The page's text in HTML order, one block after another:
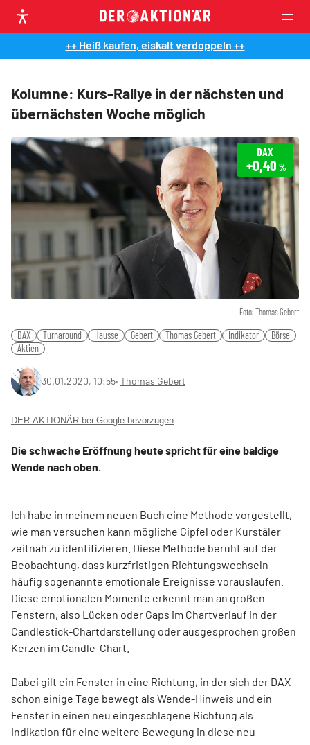
++ Heiß kaufen, eiskalt verdoppeln ++
Kolumne: Kurs-Rallye in der nächsten und
übernächsten Woche möglich
Foto: Thomas Gebert
DAX
+0,40 %
DAX Turnaround Hausse Gebert Thomas Gebert Indikator
Börse
Aktien
30.01.2020, 10:55‧ Thomas Gebert
DER AKTIONÄR bei Google bevorzugen
Die schwache Eröffnung heute spricht für eine baldige
Wende nach oben.
Ich habe in meinem neuen Buch eine Methode vorgestellt,
wie man versuchen kann mögliche Gipfel oder Kurstäler
zeitnah zu identifizieren. Diese Methode beruht auf der
Beobachtung, dass kurzfristigen Richtungswechseln
häufig sogenannte emotionale Ereignisse vorauslaufen.
Diese emotionalen Momente erkennt man an großen
Fenstern, also Lücken oder Gaps im Chartverlauf in der
Candlestick-Chartdarstellung oder ausgesprochen großen
Kerzen im Candle-Chart.
Dabei gilt ein Fenster in eine Richtung, in der sich der DAX
schon einige Tage bewegt als Wende-Hinweis und ein
Fenster in einen neu eingeschlagene Richtung als
Indikation für eine weitere Bewegung in diese neu